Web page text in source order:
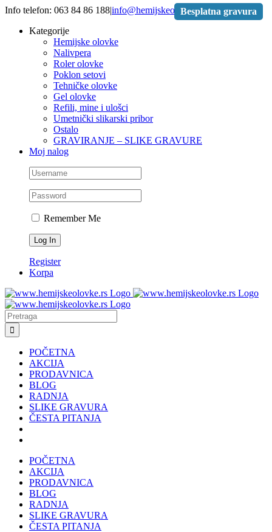
Skip
content
Info telefon: 063 84 86 188|info@hemijskeolovke.rs
Kategorije
Hemijske olovke
Nalivpera
Roler olovke
Poklon setovi
Tehničke olovke
Gel olovke
Refili, mine i ulošci
Umetnički slikarski pribor
Ostalo
GRAVIRANJE – SLIKE GRAVURE
Moj nalog
Remember Me
Register
Korpa
Search
for:
POČETNA
AKCIJA
PRODAVNICA
BLOG
RADNJA
SLIKE GRAVURA
ČESTA PITANJA
POČETNA
AKCIJA
PRODAVNICA
BLOG
RADNJA
SLIKE GRAVURA
ČESTA PITANJA
Besplatna gravura